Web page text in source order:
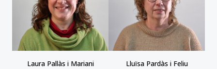
Laura Pallàs i Mariani Lluïsa Pardàs i Feliu